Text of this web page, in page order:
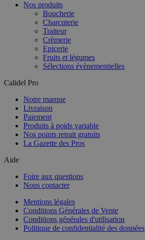
Nos produits
Boucherie
Charcuterie
Traiteur
Crèmerie
Epicerie
Fruits et légumes
Sélections évènementielles
Calidel Pro
Notre marque
Livraison
Paiement
Produits à poids variable
Nos points retrait gratuits
La Gazette des Pros
Aide
Foire aux questions
Nous contacter
Mentions légales
Conditions Générales de Vente
Conditions générales d'utilisation
Politique de confidentialité des données